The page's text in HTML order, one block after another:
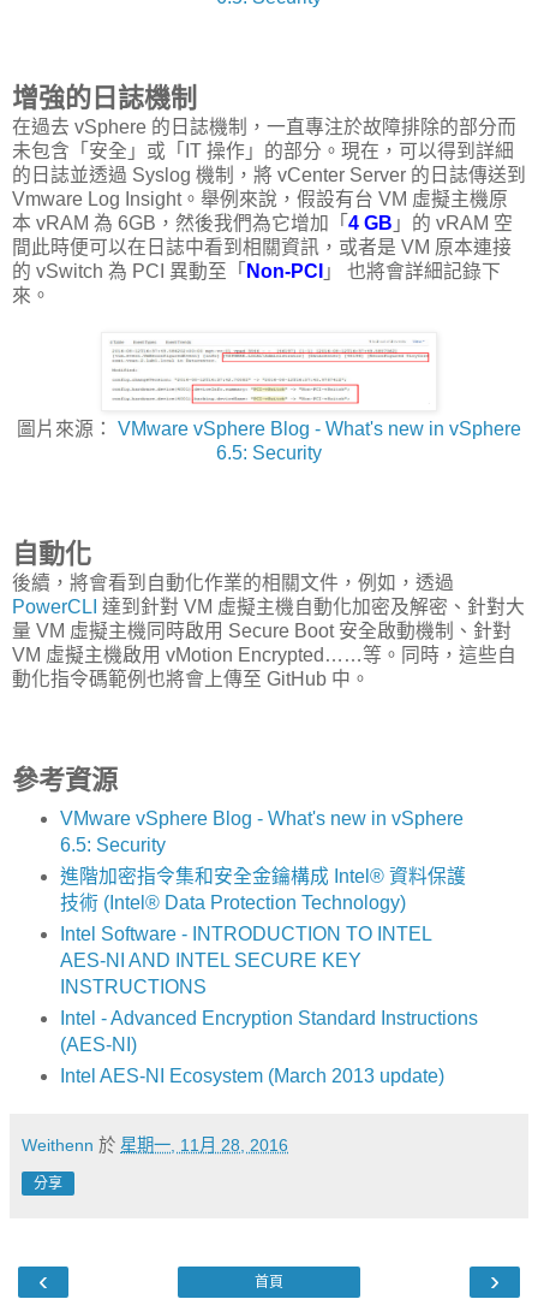
增強的日誌機制
在過去 vSphere 的日誌機制，一直專注於故障排除的部分而
未包含「安全」或「IT 操作」的部分。現在，可以得到詳細
的日誌並透過 Syslog 機制，將 vCenter Server 的日誌傳送到
Vmware Log Insight。舉例來說，假設有台 VM 虛擬主機原
本 vRAM 為 6GB，然後我們為它增加「 4 GB 」的 vRAM 空
間此時便可以在日誌中看到相關資訊，或者是 VM 原本連接
的 vSwitch 為 PCI 異動至「 Non-PCI 」 也將會詳細記錄下
來。
圖片來源： VMware vSphere Blog - What's new in vSphere
6.5: Security
自動化
後續，將會看到自動化作業的相關文件，例如，透過
PowerCLI 達到針對 VM 虛擬主機自動化加密及解密、針對大
量 VM 虛擬主機同時啟用 Secure Boot 安全啟動機制、針對
VM 虛擬主機啟用 vMotion Encrypted……等。同時，這些自
動化指令碼範例也將會上傳至 GitHub 中。
參考資源
VMware vSphere Blog - What's new in vSphere
6.5: Security
進階加密指令集和安全金鑰構成 Intel® 資料保護
技術 (Intel® Data Protection Technology)
Intel Software - INTRODUCTION TO INTEL
AES-NI AND INTEL SECURE KEY
INSTRUCTIONS
Intel - Advanced Encryption Standard Instructions
(AES-NI)
Intel AES-NI Ecosystem (March 2013 update)
Weithenn 於 星期一, 11月 28, 2016
分享
‹ ›
首頁